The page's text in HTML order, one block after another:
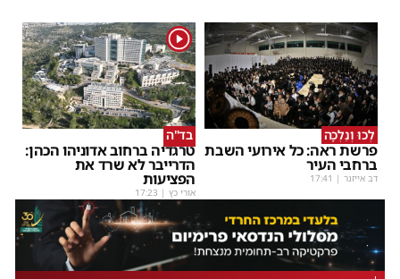
לְכוּ וְנֵלְכָה
פרשת ראה: כל אירועי השבת
ברחבי העיר
דב אייזנר |
17:41
1
בד"ה
טרגדיה ברחוב אדוניהו הכהן:
הדרייבר לא שרד את
הפציעות
אורי כץ |
17:23